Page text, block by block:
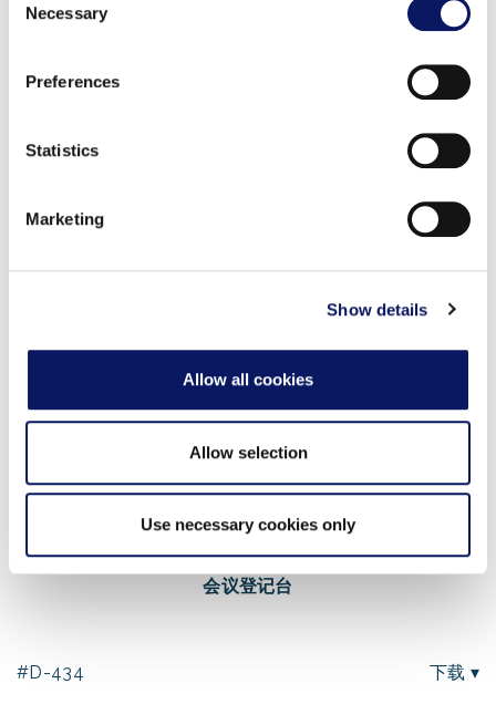
the Privacy trigger icon.
Find out more about how your personal data is processed
and set your preferences in the
We use cookies to personalise content and ads, to
provide social media features and to analyse our traffic.
our social media, advertising and analytics partners who
provided to them or that they’ve collected from your use
Selection
Necessary
Preferences
Statistics
Marketing
Show details
Allow all cookies
Allow selection
Use necessary cookies only
下载 ▾
#D-415 下载 ▾
会议登记台
#D-434 下载 ▾